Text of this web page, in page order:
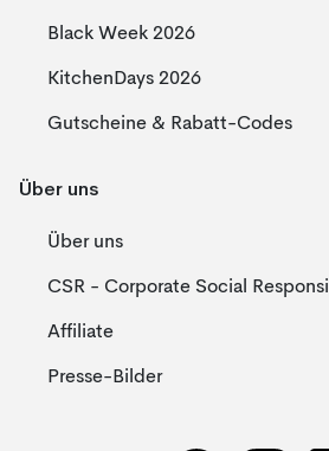
Black Week 2026
KitchenDays 2026
Gutscheine & Rabatt-Codes
Über uns
Über uns
CSR - Corporate Social
Affiliate
Presse-Bilder